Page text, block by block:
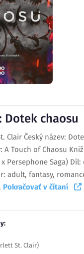
Dotek chaosu
Clair Český název:
A Touch of Chaosu
Persephone Saga) Díl:
adult, fantasy,
Pokračovať v čítaní
St. Clair)